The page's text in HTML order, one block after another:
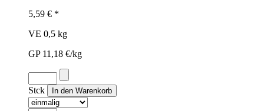
5,59 € *
VE 0,5 kg
GP 11,18 €/kg
Stck